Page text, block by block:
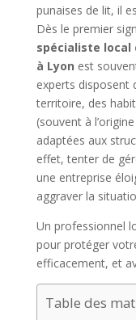
punaises de lit, il
Dès le premier
spécialiste local
à Lyon est
experts disposent
territoire, des
(souvent à
adaptées aux
effet, tenter de
une entreprise
aggraver la
Un professionnel
pour protéger
efficacement, et
Table des